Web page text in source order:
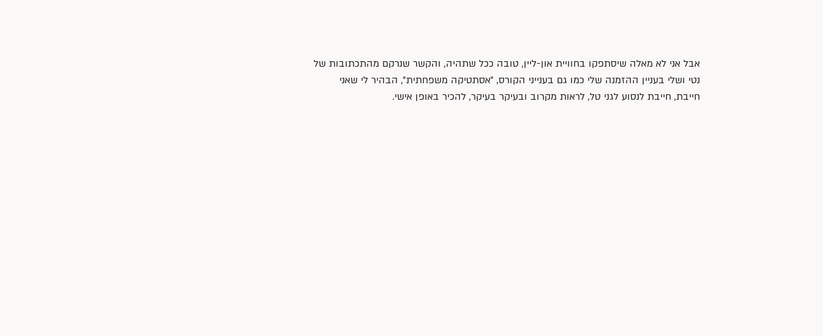
אבל אני לא מאלה שיסתפקו בחוויית און-ליין, טובה ככל שתהיה, והקשר שנרקם מהתכתובות של
נטי ושלי בעניין ההזמנה שלי כמו גם בענייני הקורס, ״אסתטיקה משפחתית״, הבהיר לי שאני
חייבת, חייבת לנסוע לגני טל, לראות מקרוב ובעיקר בעיקר, להכיר באופן אישי.